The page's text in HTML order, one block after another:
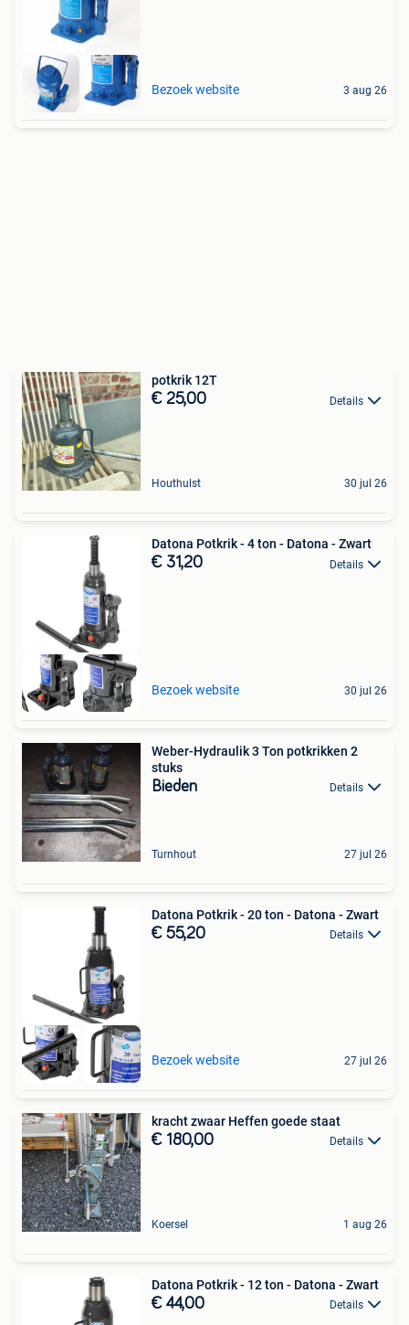
Bezoek website 3 aug 26
potkrik 12T
€ 25,00 Details
Houthulst 30 jul 26
Datona Potkrik - 4 ton - Datona - Zwart
€ 31,20 Details
Bezoek website 30 jul 26
Weber-Hydraulik 3 Ton potkrikken 2
stuks
Bieden Details
Turnhout 27 jul 26
Datona Potkrik - 20 ton - Datona - Zwart
€ 55,20 Details
Bezoek website 27 jul 26
kracht zwaar Heffen goede staat
€ 180,00 Details
Koersel 1 aug 26
Datona Potkrik - 12 ton - Datona - Zwart
€ 44,00 Details